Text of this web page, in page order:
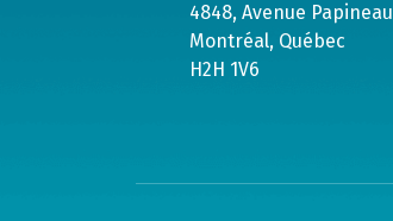
4848, Avenue Papineau
Montréal, Québec
H2H 1V6